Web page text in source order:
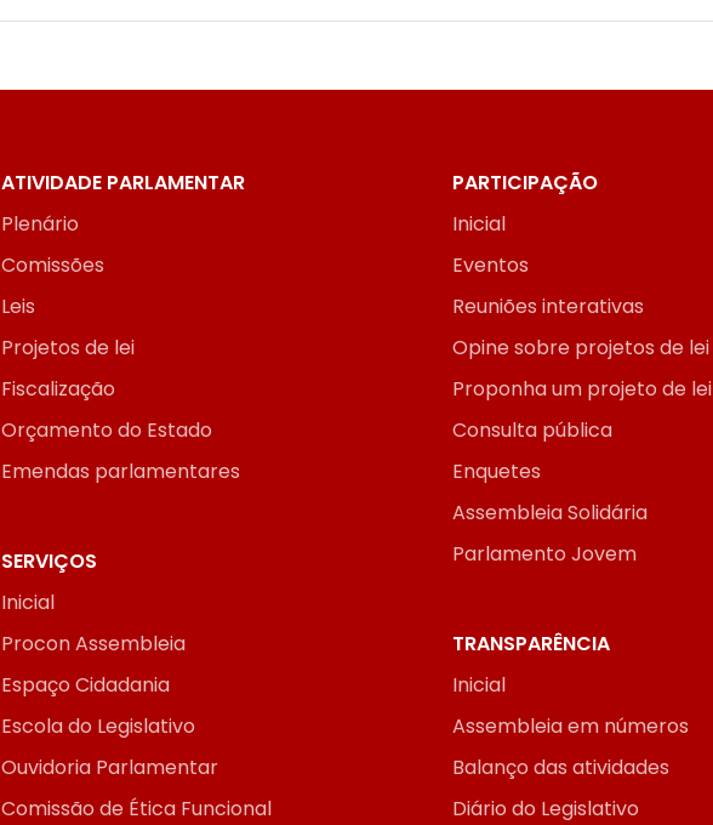
ATIVIDADE PARLAMENTAR
Plenário
Comissões
Leis
Projetos de lei
Fiscalização
Orçamento do Estado
Emendas parlamentares
PARTICIPAÇÃO
Inicial
Eventos
Reuniões interativas
Opine sobre projetos de lei
Proponha um projeto de lei
Consulta pública
Enquetes
Assembleia Solidária
Parlamento Jovem
SERVIÇOS
Inicial
Procon Assembleia
Espaço Cidadania
Escola do Legislativo
Ouvidoria Parlamentar
Comissão de Ética Funcional
TRANSPARÊNCIA
Inicial
Assembleia em números
Balanço das atividades
Diário do Legislativo